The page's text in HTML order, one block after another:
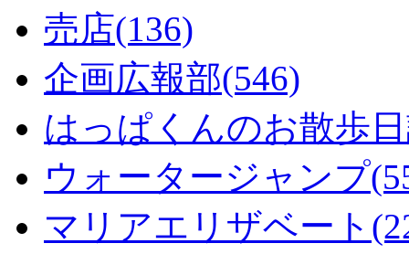
売店(136)
企画広報部(546)
はっぱくんのお散歩
ウォータージャンプ
マリアエリザベート